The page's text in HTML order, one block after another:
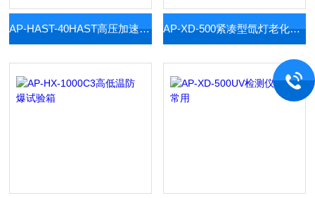
AP-HAST-40HAST高压加速试验箱 AP-XD-500紧凑型氙灯老化试验箱